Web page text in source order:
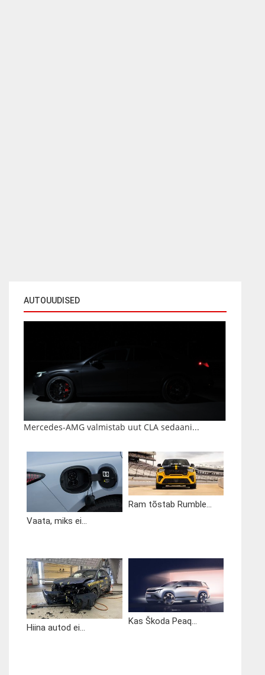
AUTOUUDISED
Mercedes-AMG valmistab uut CLA sedaani...
Vaata, miks ei...
Ram tõstab Rumble...
Hiina autod ei...
Kas Škoda Peaq...